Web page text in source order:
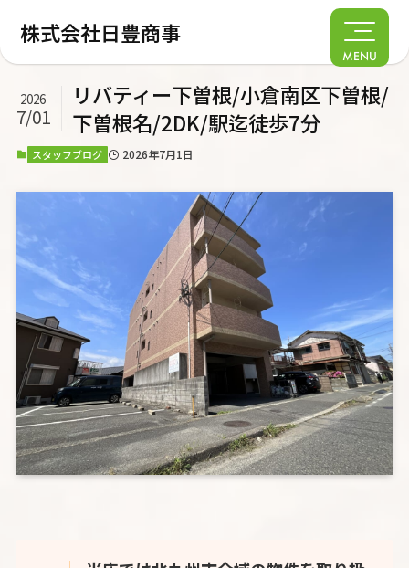
株式会社日豊商事
MENU
リバティー下曽根/小倉南区下曽根/
下曽根名/2DK/駅迄徒歩7分
2026
7/01
スタッフブログ 2026年7月1日